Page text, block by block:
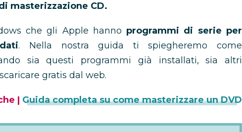
masterizzazione CD.
che gli Apple hanno programmi di serie per
. Nella nostra guida ti spiegheremo come
sia questi programmi già installati, sia altri
gratis dal web.
| Guida completa su come masterizzare un DVD